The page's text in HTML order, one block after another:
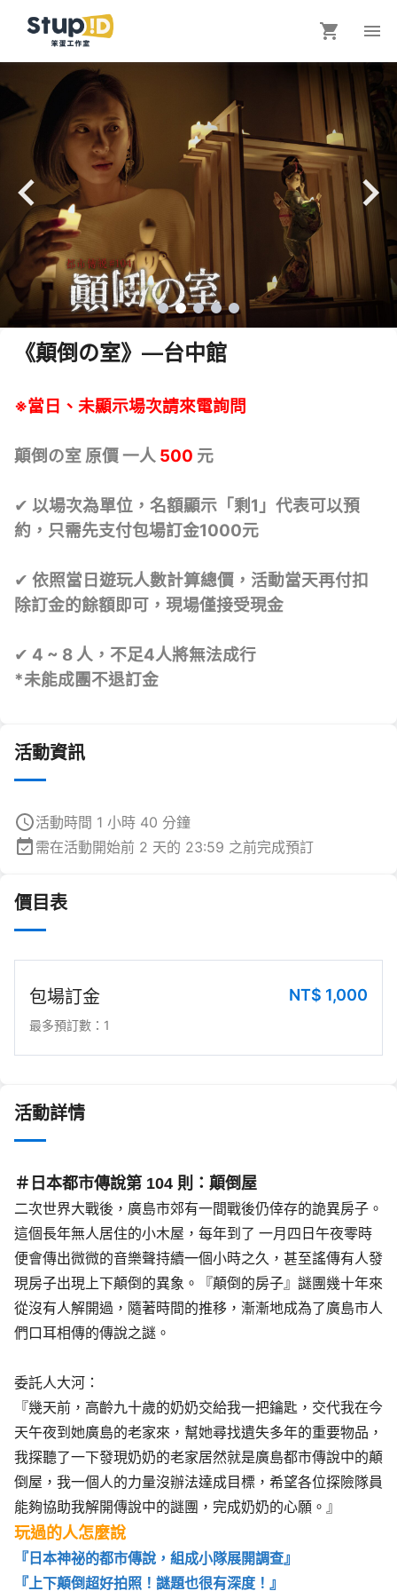
《顛倒の室》—台中館
※當日、未顯示場次請來電詢問
顛倒の室 原價 一人 500 元
✔ 以場次為單位，名額顯示「剩1」代表可以預
約，只需先支付包場訂金1000元
✔ 依照當日遊玩人數計算總價，活動當天再付扣
除訂金的餘額即可，現場僅接受現金
✔ 4 ~ 8 人，不足4人將無法成行
*未能成團不退訂金
活動資訊
活動時間 1 小時 40 分鐘
需在活動開始前 2 天的 23:59 之前完成預訂
價目表
包場訂金 NT$ 1,000
最多預訂數：1
活動詳情
＃日本都市傳說第 104 則 ：顛倒屋
二次世界大戰後，廣島市郊有一間戰後仍倖存的詭異房子。
這個長年無人居住的小木屋，每年到了 一月四日午夜零時
便會傳出微微的音樂聲持續一個小時之久，甚至謠傳有人發
現房子出現上下顛倒的異象。『顛倒的房子』謎團幾十年來
從沒有人解開過，隨著時間的推移，漸漸地成為了廣島市人
們口耳相傳的傳說之謎。
委託人大河：
『幾天前，高齡九十歲的奶奶交給我一把鑰匙，交代我在今
天午夜到她廣島的老家來，幫她尋找遺失多年的重要物品，
我探聽了一下發現奶奶的老家居然就是廣島都市傳說中的顛
倒屋，我一個人的力量沒辦法達成目標，希望各位探險隊員
能夠協助我解開傳說中的謎團，完成奶奶的心願。』
玩過的人怎麼說
『日本神祕的都市傳說，組成小隊展開調查』
『上下顛倒超好拍照！謎題也很有深度！』